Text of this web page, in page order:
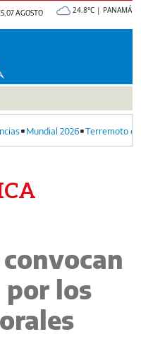
07 AGOSTO
24.8°C | PANAMÁ
Mundial 2026 Terremoto
los